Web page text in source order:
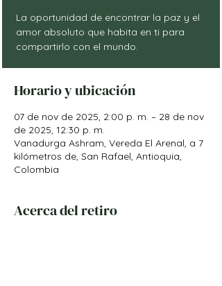
La oportunidad de encontrar la paz y el
amor absoluto que habita en ti para
Horario y ubicación
07 de nov de 2025, 2:00 p. m. – 28 de nov
de 2025, 12:30 p. m.
Vanadurga Ashram, Vereda El Arenal, a 7
kilómetros de, San Rafael, Antioquia,
Colombia
Acerca del retiro